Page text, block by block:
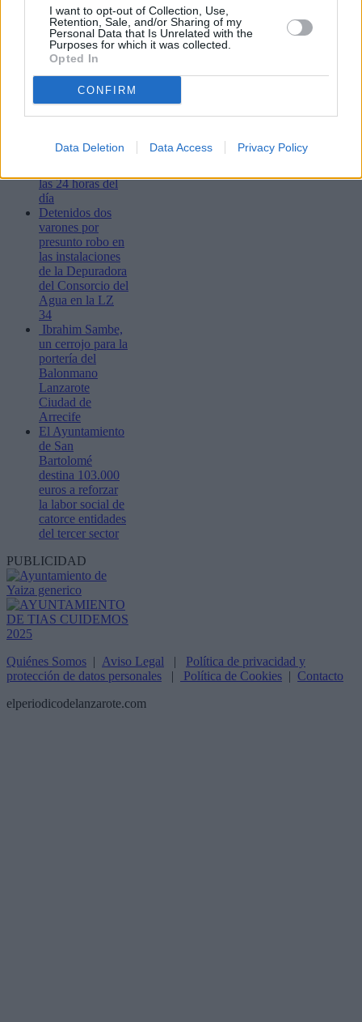
I want to opt-out of Collection, Use,
Retention, Sale, and/or Sharing of my
Personal Data that Is Unrelated with the
Purposes for which it was collected.
Opted In
CONFIRM
Data Deletion Data Access Privacy Policy
Bombo Infierno
y el festival La
Tiñosa & Más
llenarán de
música Puerto
fin de semana
especializado a la
las 24 horas del
día
Detenidos dos
varones por
presunto robo en
las instalaciones
de la Depuradora
del Consorcio del
Agua en la LZ
34
Ibrahim Sambe,
un cerrojo para la
portería del
Balonmano
Lanzarote
Ciudad de
Arrecife
El Ayuntamiento
de San
Bartolomé
destina 103.000
euros a reforzar
la labor social de
catorce entidades
del tercer sector
PUBLICIDAD
Quiénes Somos | Aviso Legal | Política de privacidad y
protección de datos personales | Política de Cookies | Contacto
elperiodicodelanzarote.com